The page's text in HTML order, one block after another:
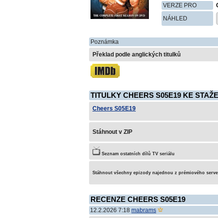
VERZE PRO
NÁHLED
Poznámka
Překlad podle anglických titulků
TITULKY CHEERS S05E19 KE
Cheers S05E19
Stáhnout v ZIP
Seznam ostatních dílů TV seriálu
Stáhnout všechny epizody najednou z prémiového
RECENZE CHEERS S05E19
12.2.2026 7:18 mabrams